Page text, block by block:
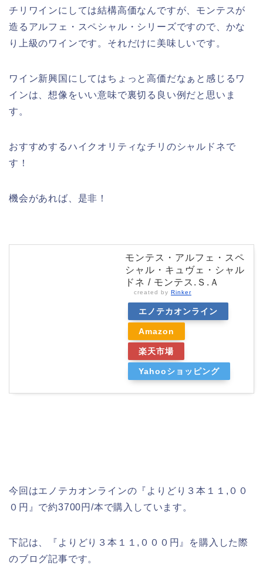
チリワインにしては結構高価なんですが、モンテスが
造るアルフェ・スペシャル・シリーズですので、かな
り上級のワインです。それだけに美味しいです。
ワイン新興国にしてはちょっと高価だなぁと感じるワ
インは、想像をいい意味で裏切る良い例だと思いま
す。
おすすめするハイクオリティなチリのシャルドネで
す！
機会があれば、是非！
モンテス・アルフェ・スペ
シャル・キュヴェ・シャル
ドネ / モンテス.Ｓ.Ａ
created by Rinker
エノテカオンライン
Amazon
楽天市場
Yahooショッピング
今回はエノテカオンラインの『よりどり３本１１,００
０円』で約3700円/本で購入しています。
下記は、『よりどり３本１１,０００円』を購入した際
のブログ記事です。